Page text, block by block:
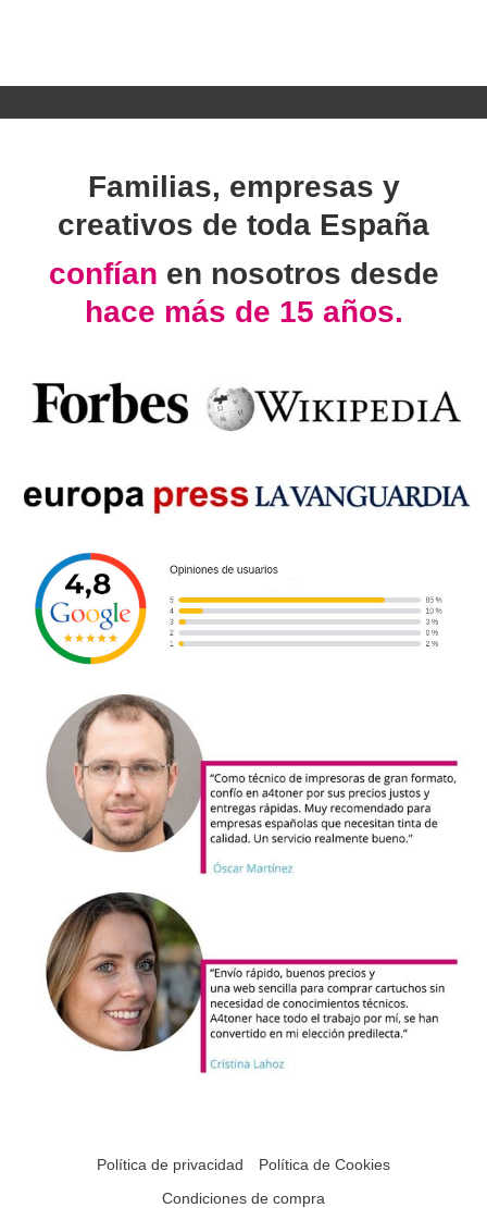
Familias, empresas y
creativos de toda España
confían en nosotros desde
hace más de 15 años.
Política de privacidad
Política de Cookies
Condiciones de compra